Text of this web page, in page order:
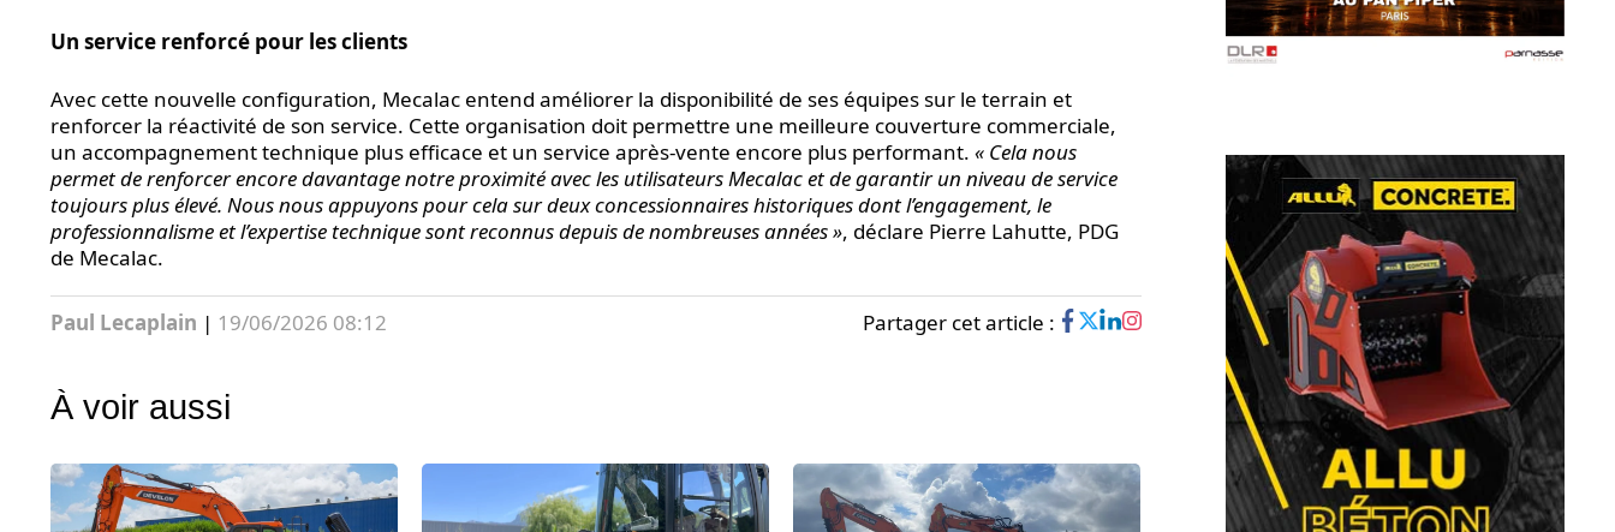
Un service renforcé pour les clients
Avec cette nouvelle configuration, Mecalac entend améliorer la disponibilité de ses équipes sur le terrain et
renforcer la réactivité de son service. Cette organisation doit permettre une meilleure couverture commerciale,
un accompagnement technique plus efficace et un service après-vente encore plus performant. « Cela nous
permet de renforcer encore davantage notre proximité avec les utilisateurs Mecalac et de garantir un niveau de service
toujours plus élevé. Nous nous appuyons pour cela sur deux concessionnaires historiques dont l’engagement, le
professionnalisme et l’expertise technique sont reconnus depuis de nombreuses années », déclare Pierre Lahutte, PDG
de Mecalac.
Paul Lecaplain | 19/06/2026 08:12 Partager cet article :
À voir aussi